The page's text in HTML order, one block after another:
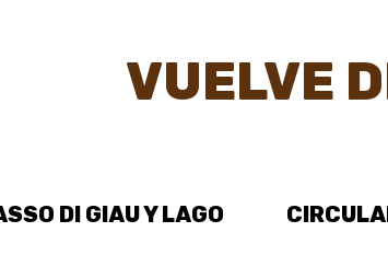
VUELVE
DI GIAU Y LAGO